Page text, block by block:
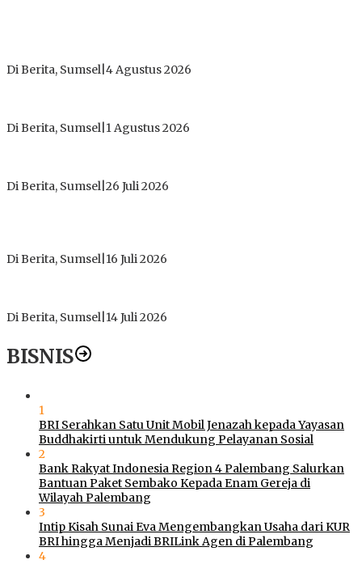
Di Berita, Sumsel 4 Agustus 2026
Di Berita, Sumsel 1 Agustus 2026
Di Berita, Sumsel 26 Juli 2026
Di Berita, Sumsel 16 Juli 2026
Di Berita, Sumsel 14 Juli 2026
BISNIS
1
BRI Serahkan Satu Unit Mobil Jenazah kepada Yayasan
Buddhakirti untuk Mendukung Pelayanan Sosial
2
Bank Rakyat Indonesia Region 4 Palembang Salurkan
Bantuan Paket Sembako Kepada Enam Gereja di
Wilayah Palembang
3
Intip Kisah Sunai Eva Mengembangkan Usaha dari KUR
BRI hingga Menjadi BRILink Agen di Palembang
4